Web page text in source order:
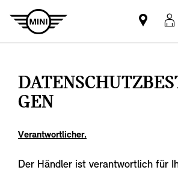
MINI
GEN
Verantwortlicher.
Der Händler ist verantwortlich für